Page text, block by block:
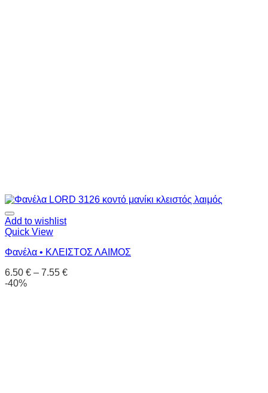
Add to wishlist
Quick View
Φανέλα • ΚΛΕΙΣΤΟΣ ΛΑΙΜΟΣ
6.50 € – 7.55 €
-40%